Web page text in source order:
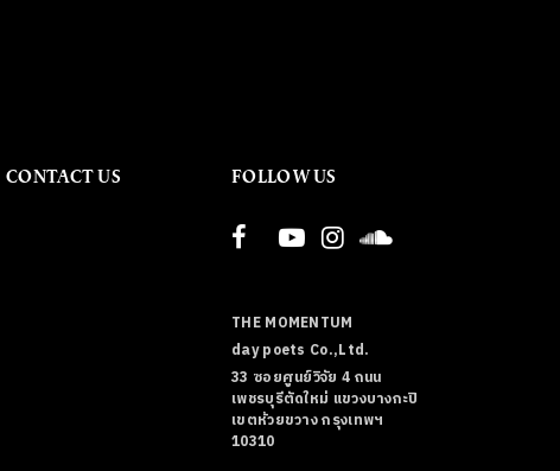
CONTACT US FOLLOW US
THE MOMENTUM
day poets Co.,Ltd.
33 ซอยศูนย์วิจัย 4 ถนน
เพชรบุรีตัดใหม่ แขวงบางกะปิ
เขตห้วยขวาง กรุงเทพฯ
10310